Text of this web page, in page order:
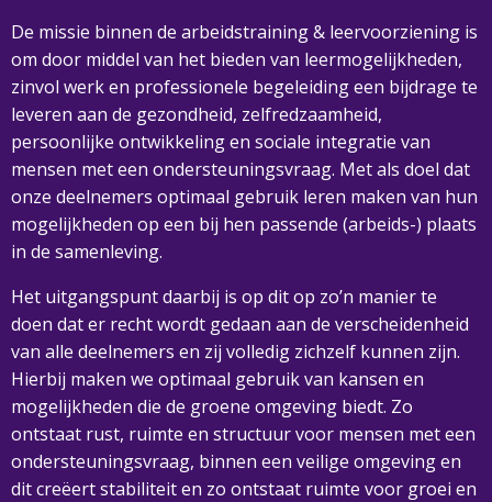
De missie binnen de arbeidstraining & leervoorziening is
om door middel van het bieden van leermogelijkheden,
zinvol werk en professionele begeleiding een bijdrage te
leveren aan de gezondheid, zelfredzaamheid,
persoonlijke ontwikkeling en sociale integratie van
mensen met een ondersteuningsvraag. Met als doel dat
onze deelnemers optimaal gebruik leren maken van hun
mogelijkheden op een bij hen passende (arbeids-) plaats
in de samenleving.
Het uitgangspunt daarbij is op dit op zo’n manier te
doen dat er recht wordt gedaan aan de verscheidenheid
van alle deelnemers en zij volledig zichzelf kunnen zijn.
Hierbij maken we optimaal gebruik van kansen en
mogelijkheden die de groene omgeving biedt. Zo
ontstaat rust, ruimte en structuur voor mensen met een
ondersteuningsvraag, binnen een veilige omgeving en
dit creëert stabiliteit en zo ontstaat ruimte voor groei en